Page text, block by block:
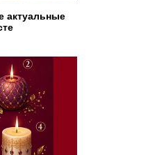
актуальные